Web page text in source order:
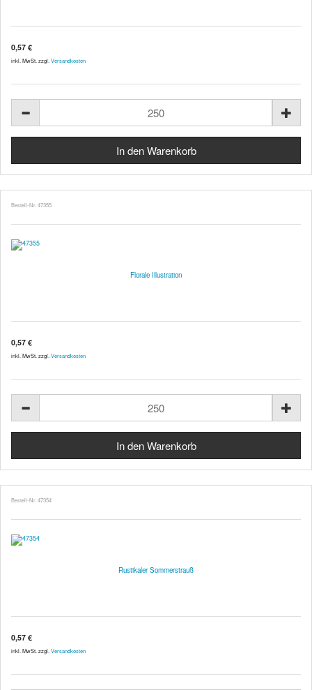
0,57 €
inkl. MwSt. zzgl. Versandkosten
Bestell-Nr. 47355
Florale Illustration
0,57 €
inkl. MwSt. zzgl. Versandkosten
Bestell-Nr. 47354
Rustikaler Sommerstrauß
0,57 €
inkl. MwSt. zzgl. Versandkosten